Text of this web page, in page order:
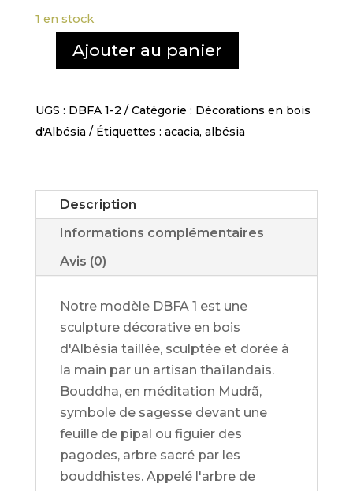
1 en stock
quantité
Bouddha
Ajouter au panier
UGS : DBFA 1-2 Catégorie : Décorations en bois
d'Albésia
Étiquettes : acacia, albésia
Description
Informations complémentaires
Avis (0)
Notre modèle DBFA 1 est une
sculpture décorative en bois
d'Albésia taillée, sculptée et dorée à
la main par un artisan thaïlandais.
Bouddha, en méditation Mudrã,
symbole de sagesse devant une
feuille de pipal ou figuier des
pagodes, arbre sacré par les
bouddhistes. Appelé l'arbre de